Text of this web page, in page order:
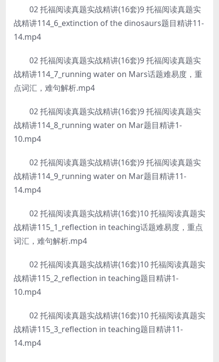
02 托福阅读真题实战精讲(16套)9 托福阅读真题实
战精讲114_6_extinction of the dinosaurs题目精讲11-
14.mp4
02 托福阅读真题实战精讲(16套)9 托福阅读真题实
战精讲114_7_running water on Mars话题难易度，重
点词汇，难句解析.mp4
02 托福阅读真题实战精讲(16套)9 托福阅读真题实
战精讲114_8_running water on Mar题目精讲1-
10.mp4
02 托福阅读真题实战精讲(16套)9 托福阅读真题实
战精讲114_9_running water on Mar题目精讲11-
14.mp4
02 托福阅读真题实战精讲(16套)10 托福阅读真题实
战精讲115_1_reflection in teaching话题难易度，重点
词汇，难句解析.mp4
02 托福阅读真题实战精讲(16套)10 托福阅读真题实
战精讲115_2_reflection in teaching题目精讲1-
10.mp4
02 托福阅读真题实战精讲(16套)10 托福阅读真题实
战精讲115_3_reflection in teaching题目精讲11-
14.mp4